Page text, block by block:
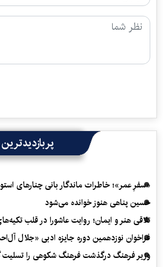
پربازدیدترین
«سفرِ عمر»؛ خاطرات ماندگار بانی چنارهای
حسین پناهی هنوز خوانده می‌شود
تلاقی هنر و ایمان؛ روایت عاشورا در قلب
فراخوان نوزدهمین دوره جایزه ادبی «جلال
وزیر فرهنگ درگذشت فرهنگ شکوهی را